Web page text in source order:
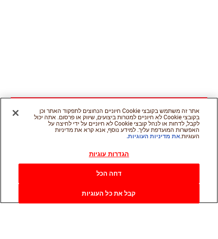
אתר זה משתמש בקובצי Cookie חיוניים הנחוצים לתפקוד האתר וכן
בקובצי Cookie לא חיוניים למטרות ביצועים, שיווק או פרסום. אתה יכול
לקבל, לדחות או לנהל קובצי Cookie לא חיוניים על ידי לחיצה על
האפשרות המועדפת עליך. למידע נוסף, אנא קרא את מדיניות
העוגיות.את מדיניות העוגיות.
הגדרות עוגיות
דחה הכל
קבל את כל העוגיות